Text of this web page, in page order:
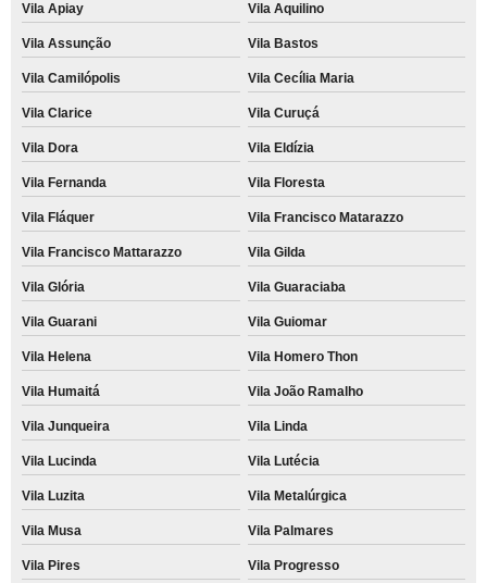
Vila Apiay Vila Aquilino
Vila Assunção Vila Bastos
Vila Camilópolis Vila Cecília Maria
Vila Clarice Vila Curuçá
Vila Dora Vila Eldízia
Vila Fernanda Vila Floresta
Vila Fláquer Vila Francisco Matarazzo
Vila Francisco Mattarazzo Vila Gilda
Vila Glória Vila Guaraciaba
Vila Guarani Vila Guiomar
Vila Helena Vila Homero Thon
Vila Humaitá Vila João Ramalho
Vila Junqueira Vila Linda
Vila Lucinda Vila Lutécia
Vila Luzita Vila Metalúrgica
Vila Musa Vila Palmares
Vila Pires Vila Progresso